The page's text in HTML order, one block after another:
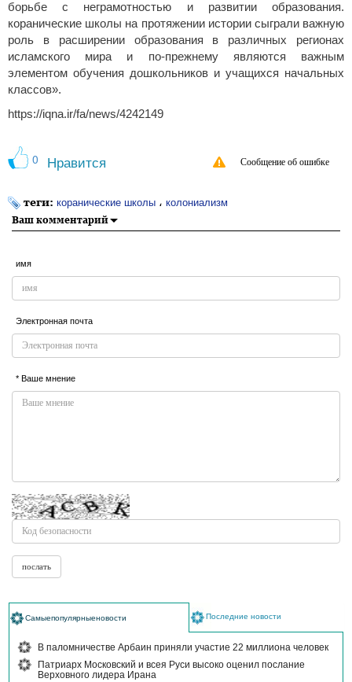
борьбе с неграмотностью и развитии образования.
коранические школы на протяжении истории сыграли важную
роль в расширении образования в различных регионах
исламского мира и по-прежнему являются важным
элементом обучения дошкольников и учащихся начальных
классов».
https://iqna.ir/fa/news/4242149
0 Нравится Сообщение об ошибке
теги: коранические школы ، колониализм
Ваш комментарий
имя
Электронная почта
* Ваше мнение
Самыепопулярныеновости Последние новости
В паломничестве Арбаин приняли участие 22 миллиона человек
Патриарх Московский и всея Руси высоко оценил послание
Верховного лидера Ирана